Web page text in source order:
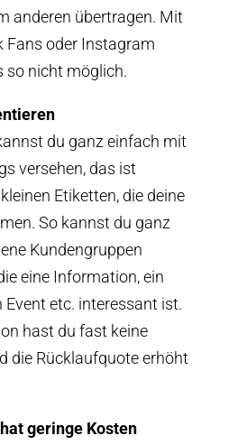
anderen übertragen. Mit
Fans oder Instagram
so nicht möglich.
du ganz einfach mit
versehen, das ist
Etiketten, die deine
So kannst du ganz
Kundengruppen
eine Information, ein
Event etc. interessant ist.
hast du fast keine
die Rücklaufquote erhöht
geringe Kosten